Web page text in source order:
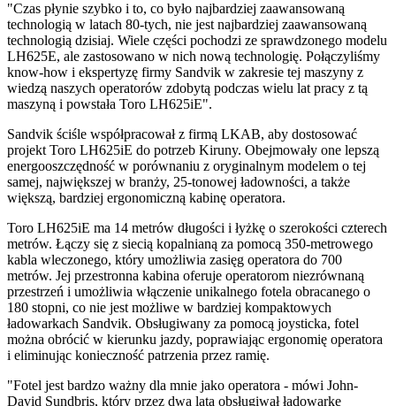
"Czas płynie szybko i to, co było najbardziej zaawansowaną
technologią w latach 80-tych, nie jest najbardziej zaawansowaną
technologią dzisiaj. Wiele części pochodzi ze sprawdzonego modelu
LH625E, ale zastosowano w nich nową technologię. Połączyliśmy
know-how i ekspertyzę firmy Sandvik w zakresie tej maszyny z
wiedzą naszych operatorów zdobytą podczas wielu lat pracy z tą
maszyną i powstała Toro LH625iE".
Sandvik ściśle współpracował z firmą LKAB, aby dostosować
projekt Toro LH625iE do potrzeb Kiruny. Obejmowały one lepszą
energooszczędność w porównaniu z oryginalnym modelem o tej
samej, największej w branży, 25-tonowej ładowności, a także
większą, bardziej ergonomiczną kabinę operatora.
Toro LH625iE ma 14 metrów długości i łyżkę o szerokości czterech
metrów. Łączy się z siecią kopalnianą za pomocą 350-metrowego
kabla wleczonego, który umożliwia zasięg operatora do 700
metrów. Jej przestronna kabina oferuje operatorom niezrównaną
przestrzeń i umożliwia włączenie unikalnego fotela obracanego o
180 stopni, co nie jest możliwe w bardziej kompaktowych
ładowarkach Sandvik. Obsługiwany za pomocą joysticka, fotel
można obrócić w kierunku jazdy, poprawiając ergonomię operatora
i eliminując konieczność patrzenia przez ramię.
"Fotel jest bardzo ważny dla mnie jako operatora - mówi John-
David Sundbris, który przez dwa lata obsługiwał ładowarkę